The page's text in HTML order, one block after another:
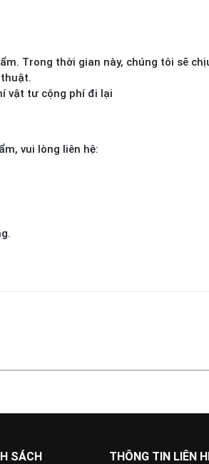
Trong thời gian này, chúng tôi sẽ
vật tư cộng phí đi lại
vui lòng liên hệ:
SÁCH THÔNG TIN LIÊN